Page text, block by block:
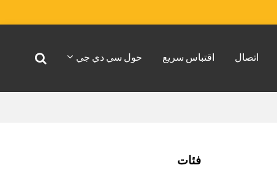
اتصال اقتباس سريع حول سي دي جي
فئات